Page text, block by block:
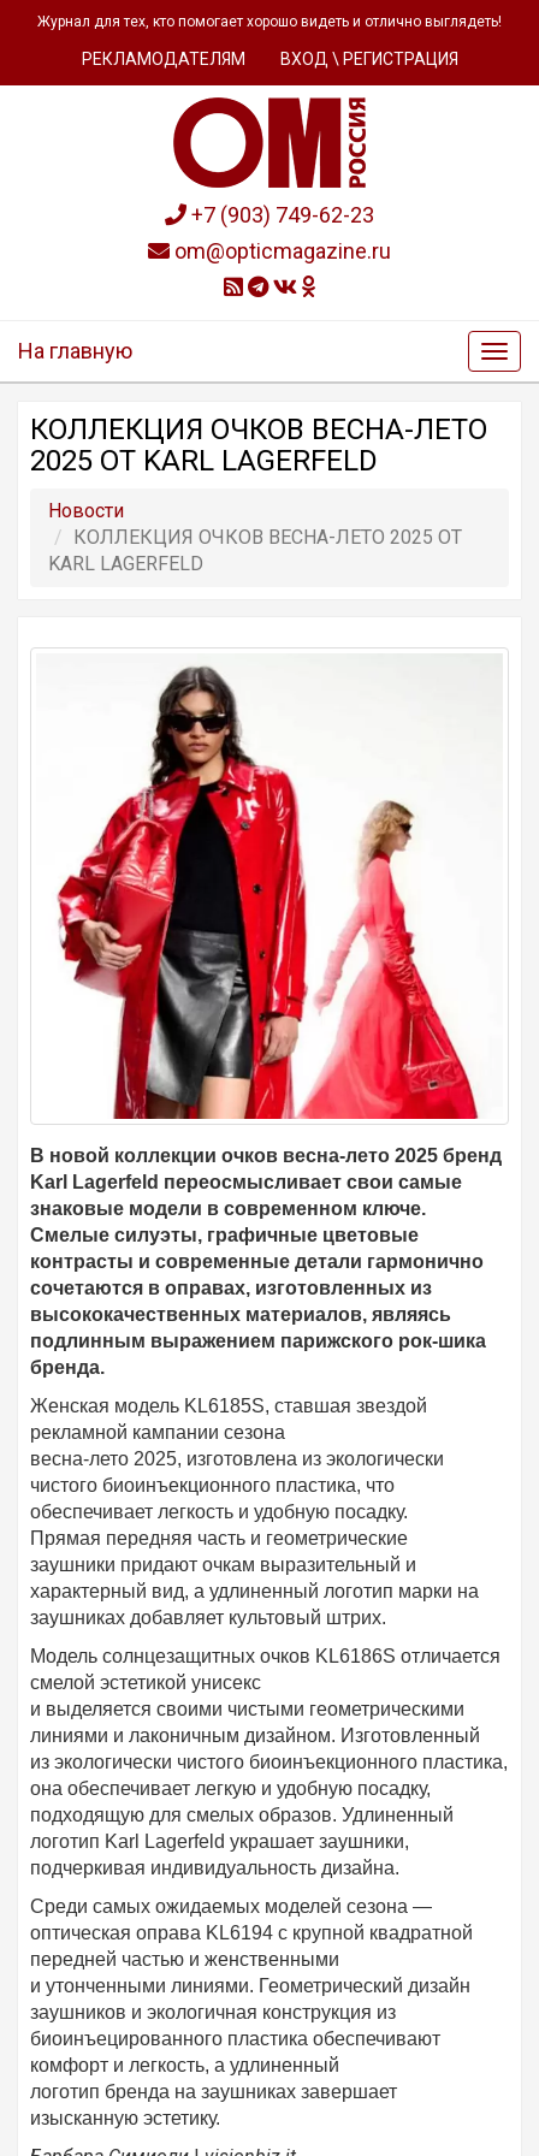
Журнал для тех, кто помогает хорошо видеть и отлично выглядеть!
РЕКЛАМОДАТЕЛЯМ ВХОД \ РЕГИСТРАЦИЯ
+7 (903) 749-62-23
om@opticmagazine.ru
На главную
КОЛЛЕКЦИЯ ОЧКОВ ВЕСНА-ЛЕТО
2025 ОТ KARL LAGERFELD
Новости
КОЛЛЕКЦИЯ ОЧКОВ ВЕСНА-ЛЕТО 2025 ОТ
KARL LAGERFELD
В новой коллекции очков весна-лето 2025 бренд
Karl Lagerfeld переосмысливает свои самые
знаковые модели в современном ключе.
Смелые силуэты, графичные цветовые
контрасты и современные детали гармонично
сочетаются в оправах, изготовленных из
высококачественных материалов, являясь
подлинным выражением парижского рок-шика
бренда.
Женская модель KL6185S, ставшая звездой
рекламной кампании сезона
весна-лето 2025, изготовлена ​​из экологически
чистого биоинъекционного пластика, что
обеспечивает легкость и удобную посадку.
Прямая передняя часть и геометрические
заушники придают очкам выразительный и
характерный вид, а удлиненный логотип марки на
заушниках добавляет культовый штрих.
Модель солнцезащитных очков KL6186S отличается
смелой эстетикой унисекс
и выделяется своими чистыми геометрическими
линиями и лаконичным дизайном. Изготовленный
из экологически чистого биоинъекционного пластика,
она обеспечивает легкую и удобную посадку,
подходящую для смелых образов. Удлиненный
логотип Karl Lagerfeld украшает заушники,
подчеркивая индивидуальность дизайна.
Среди самых ожидаемых моделей сезона —
оптическая оправа KL6194 с крупной квадратной
передней частью и женственными
и утонченными линиями. Геометрический дизайн
заушников и экологичная конструкция из
биоинъецированного пластика обеспечивают
комфорт и легкость, а удлиненный
логотип бренда на заушниках завершает
изысканную эстетику.